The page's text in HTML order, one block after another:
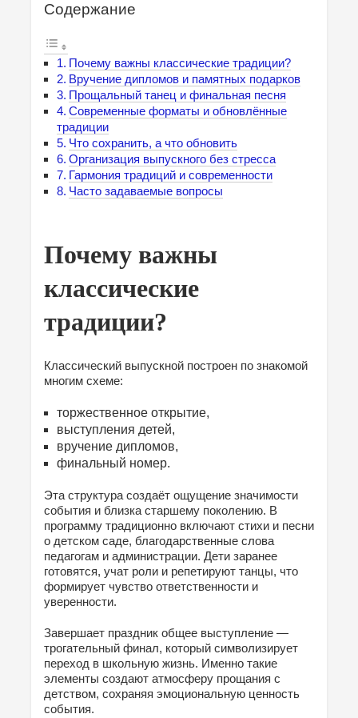
Содержание
Почему важны классические традиции?
Вручение дипломов и памятных подарков
Прощальный танец и финальная песня
Современные форматы и обновлённые
традиции
Что сохранить, а что обновить
Организация выпускного без стресса
Гармония традиций и современности
Часто задаваемые вопросы
Почему важны
классические
традиции?
Классический выпускной построен по знакомой
многим схеме:
торжественное открытие,
выступления детей,
вручение дипломов,
финальный номер.
Эта структура создаёт ощущение значимости
события и близка старшему поколению. В
программу традиционно включают стихи и песни
о детском саде, благодарственные слова
педагогам и администрации. Дети заранее
готовятся, учат роли и репетируют танцы, что
формирует чувство ответственности и
уверенности.
Завершает праздник общее выступление —
трогательный финал, который символизирует
переход в школьную жизнь. Именно такие
элементы создают атмосферу прощания с
детством, сохраняя эмоциональную ценность
события.